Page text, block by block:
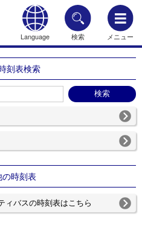
Language 検索 メニュー
刻表検索
の時刻表
ィバスの時刻表はこちら